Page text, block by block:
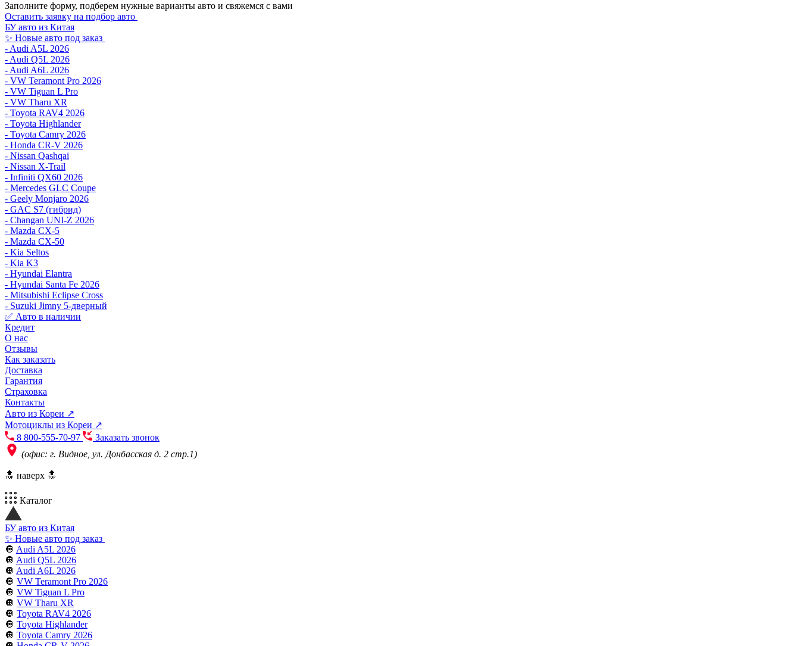
Заполните форму, подберем нужные варианты авто и свяжемся с вами
Оставить заявку на подбор авто
БУ авто из Китая
✨ Новые авто под заказ
- Audi A5L 2026
- Audi Q5L 2026
- Audi A6L 2026
- VW Teramont Pro 2026
- VW Tiguan L Pro
- VW Tharu XR
- Toyota RAV4 2026
- Toyota Highlander
- Toyota Camry 2026
- Honda CR-V 2026
- Nissan Qashqai
- Nissan X-Trail
- Infiniti QX60 2026
- Mercedes GLC Coupe
- Geely Monjaro 2026
- GAC S7 (гибрид)
- Changan UNI-Z 2026
- Mazda CX-5
- Mazda CX-50
- Kia Seltos
- Kia K3
- Hyundai Elantra
- Hyundai Santa Fe 2026
- Mitsubishi Eclipse Cross
- Suzuki Jimny 5-дверный
✅ Авто в наличии
Кредит
О нас
Отзывы
Как заказать
Доставка
Гарантия
Страховка
Контакты
Авто из Кореи ↗
Мотоциклы из Кореи ↗
8 800-555-70-97
Заказать звонок
(офис: г. Видное, ул. Донбасская д. 2 стр.1)
🔝 наверх 🔝
Каталог
БУ авто из Китая
✨ Новые авто под заказ
🔘 Audi A5L 2026
🔘 Audi Q5L 2026
🔘 Audi A6L 2026
🔘 VW Teramont Pro 2026
🔘 VW Tiguan L Pro
🔘 VW Tharu XR
🔘 Toyota RAV4 2026
🔘 Toyota Highlander
🔘 Toyota Camry 2026